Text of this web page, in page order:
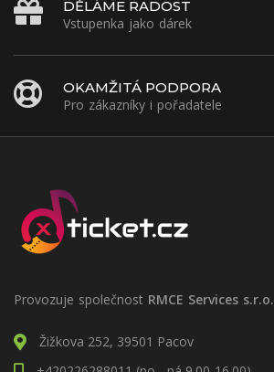
DĚLÁME RADOST
Vstupenka jako dárek
OKAMŽITÁ PODPORA
Pro zákazníky i pořadatele
Provozuje společnost RMCE Services s.r.o.
Žižkova 252, 39501 Pacov